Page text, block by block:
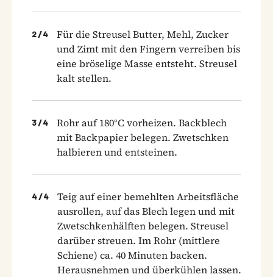
2 /4
Für die Streusel Butter, Mehl, Zucker
und Zimt mit den Fingern verreiben bis
eine bröselige Masse entsteht. Streusel
kalt stellen.
3 /4
Rohr auf 180°C vorheizen. Backblech
mit Backpapier belegen. Zwetschken
halbieren und entsteinen.
4 /4
Teig auf einer bemehlten Arbeitsfläche
ausrollen, auf das Blech legen und mit
Zwetschkenhälften belegen. Streusel
darüber streuen. Im Rohr (mittlere
Schiene) ca. 40 Minuten backen.
Herausnehmen und überkühlen lassen.